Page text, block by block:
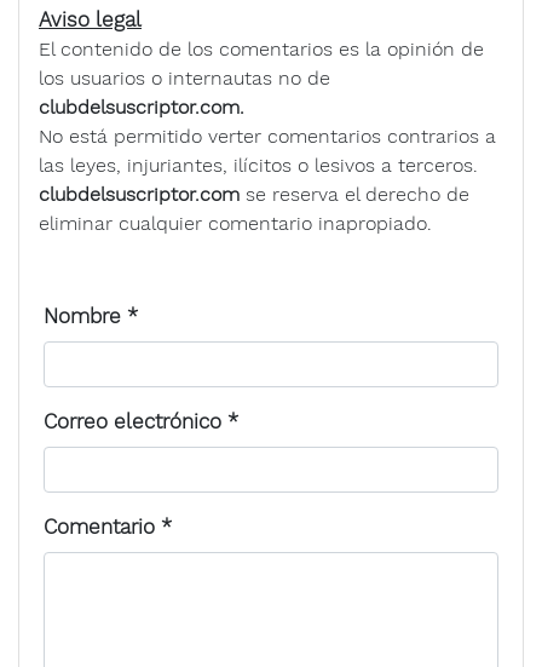
Aviso legal
El contenido de los comentarios es la opinión de
los usuarios o internautas no de
clubdelsuscriptor.com.
No está permitido verter comentarios contrarios a
las leyes, injuriantes, ilícitos o lesivos a terceros.
clubdelsuscriptor.com se reserva el derecho de
eliminar cualquier comentario inapropiado.
Nombre *
Correo electrónico *
Comentario *